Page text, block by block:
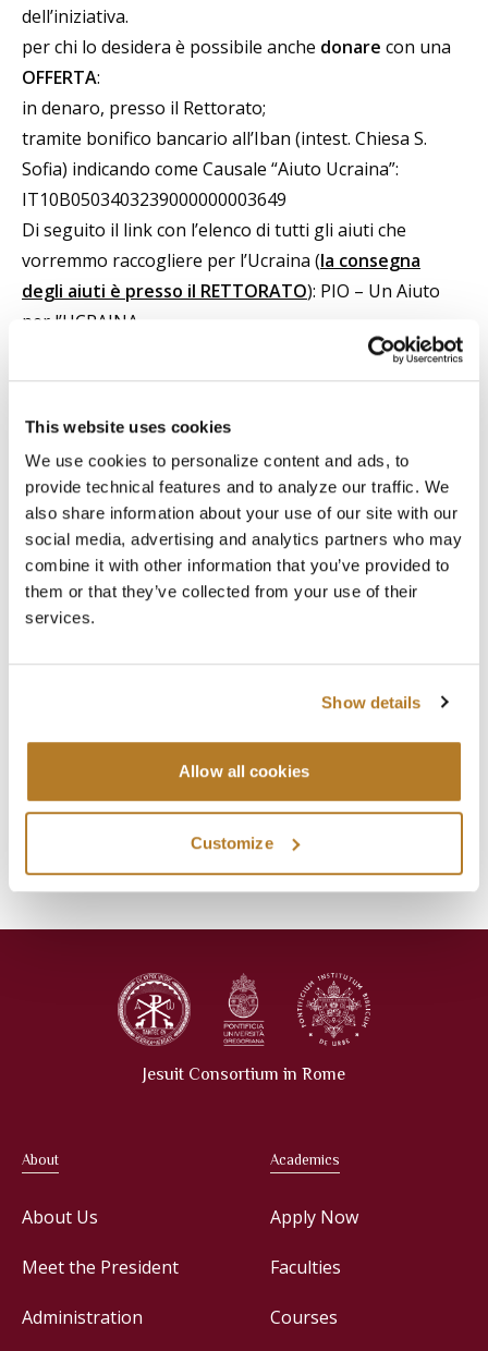
This website uses cookies
We use cookies to personalize content and ads, to
provide technical features and to analyze our traffic. We
also share information about your use of our site with our
social media, advertising and analytics partners who may
combine it with other information that you’ve provided to
them or that they’ve collected from your use of their
services.
Show details
Allow all cookies
Customize
dell’iniziativa.
per chi lo desidera è possibile anche donare con una
OFFERTA:
in denaro, presso il Rettorato;
tramite bonifico bancario all’Iban (intest. Chiesa S.
Sofia) indicando come Causale “Aiuto Ucraina”:
IT10B0503403239000000003649
Di seguito il link con l’elenco di tutti gli aiuti che
vorremmo raccogliere per l’Ucraina (la consegna
degli aiuti è presso il RETTORATO): PIO – Un Aiuto
per l’UCRAINA
Recent Posts
2026-2027 ACADEMIC YEAR ENROLLMENTS
Jul 29 News,Registrar
SUMMER CLOSURE
Events
Library
Press Releases
Jesuit Consortium in Rome
About
About Us
Meet the President
Administration
Academics
Apply Now
Faculties
Courses